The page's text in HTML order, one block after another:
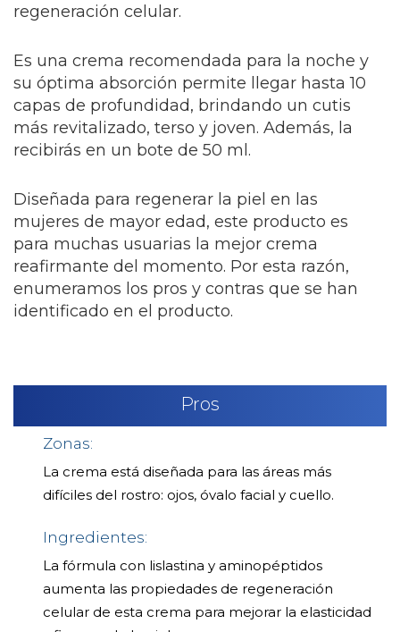
regeneración celular.
Es una crema recomendada para la noche y
su óptima absorción permite llegar hasta 10
capas de profundidad, brindando un cutis
más revitalizado, terso y joven. Además, la
recibirás en un bote de 50 ml.
Diseñada para regenerar la piel en las
mujeres de mayor edad, este producto es
para muchas usuarias la mejor crema
reafirmante del momento. Por esta razón,
enumeramos los pros y contras que se han
identificado en el producto.
Pros
Zonas:
La crema está diseñada para las áreas más
difíciles del rostro: ojos, óvalo facial y cuello.
Ingredientes:
La fórmula con lislastina y aminopéptidos
aumenta las propiedades de regeneración
celular de esta crema para mejorar la elasticidad